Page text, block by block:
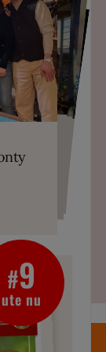
är allt
fång
blivit
tränaren
#9
ute nu